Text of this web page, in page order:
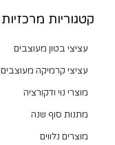
קטגוריות מרכזיות
עציצי בטון מעוצבים
עציצי קרמיקה מעוצבים
מוצרי נוי ודקורציה
מתנות סוף שנה
מוצרים נלווים